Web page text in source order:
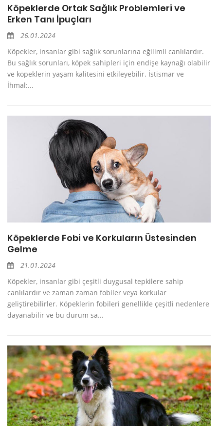
Köpeklerde Ortak Sağlık Problemleri ve
Erken Tanı İpuçları
26.01.2024
Köpekler, insanlar gibi sağlık sorunlarına eğilimli canlılardır.
Bu sağlık sorunları, köpek sahipleri için endişe kaynağı olabilir
ve köpeklerin yaşam kalitesini etkileyebilir. İstismar ve
İhmal:...
Köpeklerde Fobi ve Korkuların Üstesinden
Gelme
21.01.2024
Köpekler, insanlar gibi çeşitli duygusal tepkilere sahip
canlılardır ve zaman zaman fobiler veya korkular
geliştirebilirler. Köpeklerin fobileri genellikle çeşitli nedenlere
dayanabilir ve bu durum sa...